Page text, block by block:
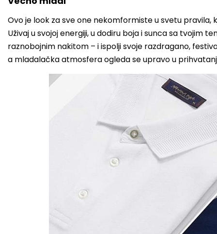
Ovo je look za sve one nekomformiste u svetu pravila,
Uživaj u svojoj energiji, u dodiru boja i sunca sa tvojim
raznobojnim nakitom – i ispolji svoje razdragano,
a mladalačka atmosfera ogleda se upravo u